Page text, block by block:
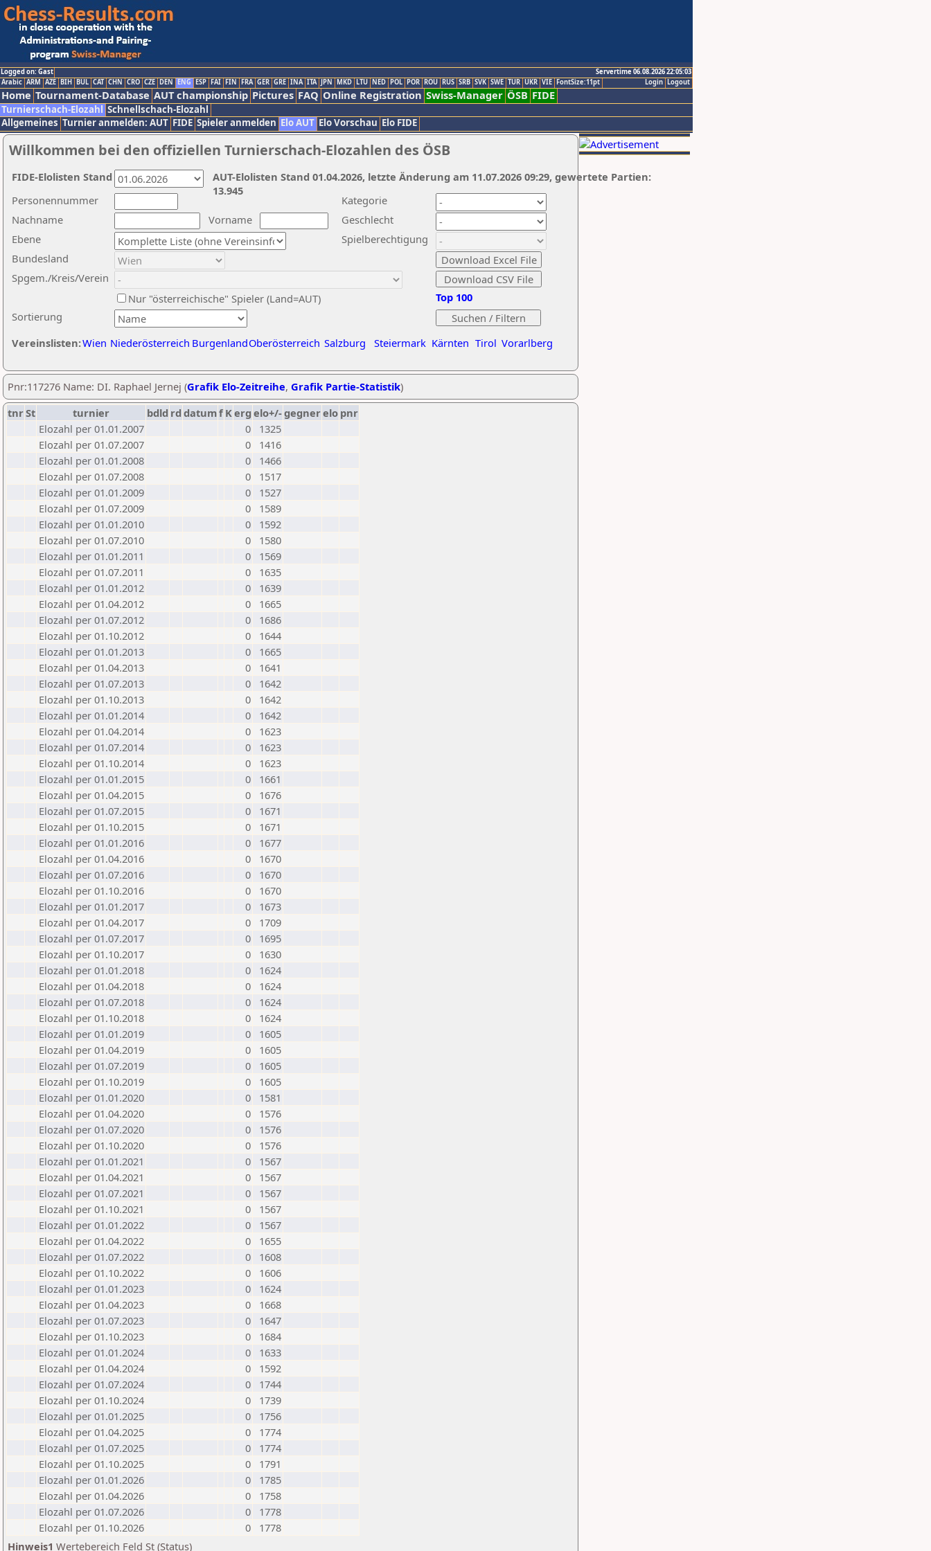
Logged on: Gast
Servertime 06.08.2026 22:05:03
Logout
Login
Arabic ARM AZE BIH BUL CAT CHN CRO CZE DEN ENG ESP FAI FIN FRA GER GRE INA ITA JPN MKD LTU NED POL POR ROU RUS SRB SVK SWE TUR UKR VIE FontSize:11pt
Home Tournament-Database AUT championship Pictures FAQ Online Registration Swiss-Manager ÖSB FIDE
Turnierschach-Elozahl Schnellschach-Elozahl
Allgemeines Turnier anmelden: AUT FIDE Spieler anmelden Elo AUT Elo Vorschau Elo FIDE
Willkommen bei den offiziellen Turnierschach-Elozahlen des ÖSB
Nachname
Vorname
Ebene
Kategorie
Sortierung
Personennummer
Bundesland
Spgem./Kreis/Verein
Geschlecht
Nur "österreichische" Spieler (Land=AUT)
Spielberechtigung
Vereinslisten:Wien Niederösterreich BurgenlandOberösterreich Salzburg Steiermark Kärnten Tirol Vorarlberg
Top 100
AUT-Elolisten Stand 01.04.2026, letzte Änderung am 11.07.2026 09:29, gewertete Partien:
13.945
FIDE-Elolisten Stand
Pnr:117276 Name: DI. Raphael Jernej (Grafik Elo-Zeitreihe, Grafik Partie-Statistik)
tnrSt turnier bdld rd datumf Kerg elo+/-gegnerelo pnr
Elozahl per 01.01.2007
0
1325
Elozahl per 01.07.2007
0
1416
Elozahl per 01.01.2008
0
1466
Elozahl per 01.07.2008
0
1517
Elozahl per 01.01.2009
0
1527
Elozahl per 01.07.2009
0
1589
Elozahl per 01.01.2010
0
1592
Elozahl per 01.07.2010
0
1580
Elozahl per 01.01.2011
0
1569
Elozahl per 01.07.2011
0
1635
Elozahl per 01.01.2012
0
1639
Elozahl per 01.04.2012
0
1665
Elozahl per 01.07.2012
0
1686
Elozahl per 01.10.2012
0
1644
Elozahl per 01.01.2013
0
1665
Elozahl per 01.04.2013
0
1641
Elozahl per 01.07.2013
0
1642
Elozahl per 01.10.2013
0
1642
Elozahl per 01.01.2014
0
1642
Elozahl per 01.04.2014
0
1623
Elozahl per 01.07.2014
0
1623
Elozahl per 01.10.2014
0
1623
Elozahl per 01.01.2015
0
1661
Elozahl per 01.04.2015
0
1676
Elozahl per 01.07.2015
0
1671
Elozahl per 01.10.2015
0
1671
Elozahl per 01.01.2016
0
1677
Elozahl per 01.04.2016
0
1670
Elozahl per 01.07.2016
0
1670
Elozahl per 01.10.2016
0
1670
Elozahl per 01.01.2017
0
1673
Elozahl per 01.04.2017
0
1709
Elozahl per 01.07.2017
0
1695
Elozahl per 01.10.2017
0
1630
Elozahl per 01.01.2018
0
1624
Elozahl per 01.04.2018
0
1624
Elozahl per 01.07.2018
0
1624
Elozahl per 01.10.2018
0
1624
Elozahl per 01.01.2019
0
1605
Elozahl per 01.04.2019
0
1605
Elozahl per 01.07.2019
0
1605
Elozahl per 01.10.2019
0
1605
Elozahl per 01.01.2020
0
1581
Elozahl per 01.04.2020
0
1576
Elozahl per 01.07.2020
0
1576
Elozahl per 01.10.2020
0
1576
Elozahl per 01.01.2021
0
1567
Elozahl per 01.04.2021
0
1567
Elozahl per 01.07.2021
0
1567
Elozahl per 01.10.2021
0
1567
Elozahl per 01.01.2022
0
1567
Elozahl per 01.04.2022
0
1655
Elozahl per 01.07.2022
0
1608
Elozahl per 01.10.2022
0
1606
Elozahl per 01.01.2023
0
1624
Elozahl per 01.04.2023
0
1668
Elozahl per 01.07.2023
0
1647
Elozahl per 01.10.2023
0
1684
Elozahl per 01.01.2024
0
1633
Elozahl per 01.04.2024
0
1592
Elozahl per 01.07.2024
0
1744
Elozahl per 01.10.2024
0
1739
Elozahl per 01.01.2025
0
1756
Elozahl per 01.04.2025
0
1774
Elozahl per 01.07.2025
0
1774
Elozahl per 01.10.2025
0
1791
Elozahl per 01.01.2026
0
1785
Elozahl per 01.04.2026
0
1758
Elozahl per 01.07.2026
0
1778
Elozahl per 01.10.2026
0
1778
Hinweis1 Wertebereich Feld St (Status)